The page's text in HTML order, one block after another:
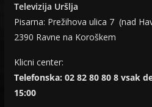
Televizija Uršlja
Pisarna: Prežihova ulica 7 (nad
2390 Ravne na Koroškem
Klicni center:
Telefonska: 02 82 80 80 8 vsak
15:00